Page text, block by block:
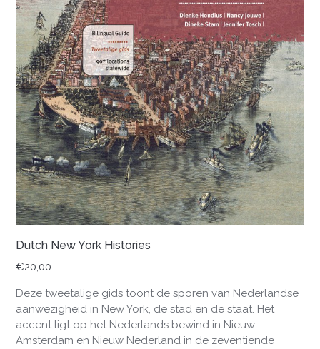
Dutch New York Histories
€20,00
Deze tweetalige gids toont de sporen van Nederlandse
aanwezigheid in New York, de stad en de staat. Het
accent ligt op het Nederlands bewind in Nieuw
Amsterdam en Nieuw Nederland in de zeventiende